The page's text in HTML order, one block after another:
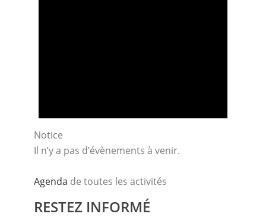
Notice
Il n’y a pas d’évènements à venir.
Agenda de toutes les activités
RESTEZ INFORMÉ